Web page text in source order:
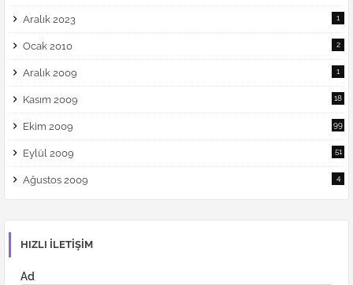
Aralık 2023 1
Ocak 2010 2
Aralık 2009 1
Kasım 2009 18
Ekim 2009 99
Eylül 2009 51
Ağustos 2009 4
HIZLI ILETIŞIM
Ad